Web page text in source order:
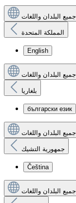
جميع البلدان واللغات
المملكة المتحدة
English
جميع البلدان واللغات
بلغاريا
български език
جميع البلدان واللغات
جمهورية التشيك
Čeština
جميع البلدان واللغات